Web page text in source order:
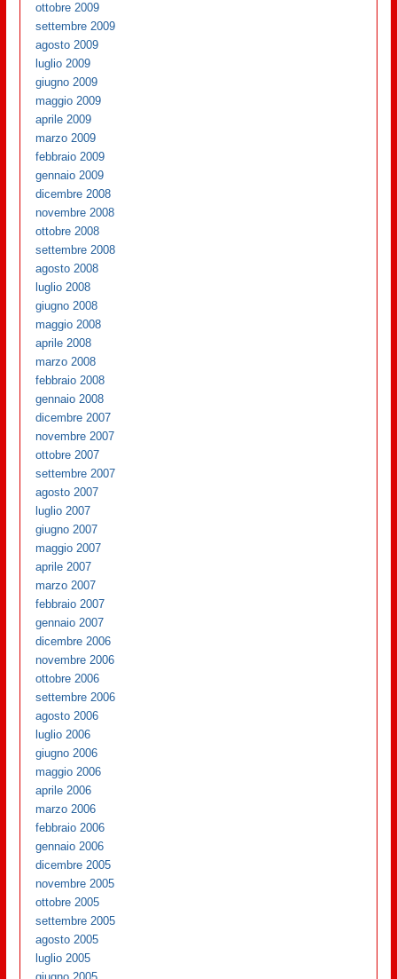
ottobre 2009
settembre 2009
agosto 2009
luglio 2009
giugno 2009
maggio 2009
aprile 2009
marzo 2009
febbraio 2009
gennaio 2009
dicembre 2008
novembre 2008
ottobre 2008
settembre 2008
agosto 2008
luglio 2008
giugno 2008
maggio 2008
aprile 2008
marzo 2008
febbraio 2008
gennaio 2008
dicembre 2007
novembre 2007
ottobre 2007
settembre 2007
agosto 2007
luglio 2007
giugno 2007
maggio 2007
aprile 2007
marzo 2007
febbraio 2007
gennaio 2007
dicembre 2006
novembre 2006
ottobre 2006
settembre 2006
agosto 2006
luglio 2006
giugno 2006
maggio 2006
aprile 2006
marzo 2006
febbraio 2006
gennaio 2006
dicembre 2005
novembre 2005
ottobre 2005
settembre 2005
agosto 2005
luglio 2005